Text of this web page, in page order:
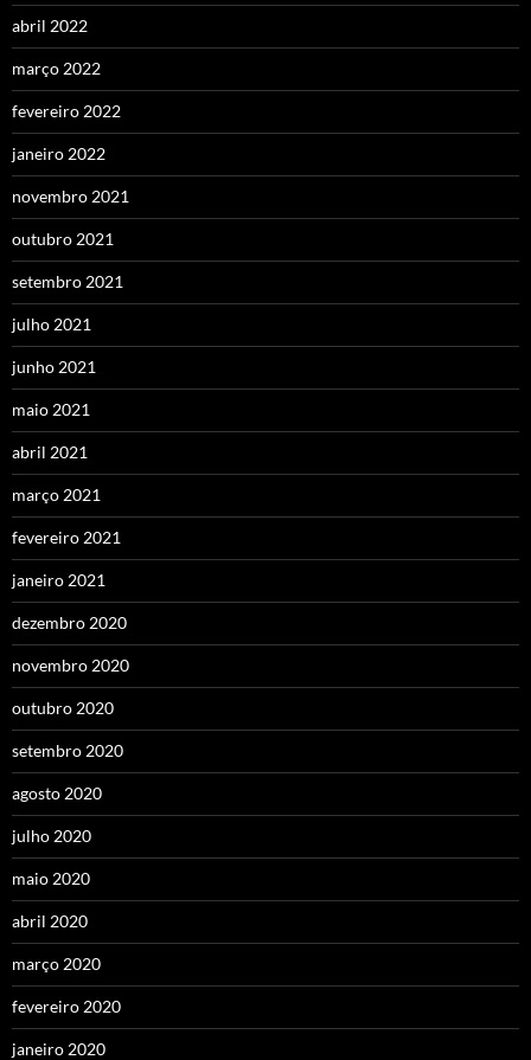
abril 2022
março 2022
fevereiro 2022
janeiro 2022
novembro 2021
outubro 2021
setembro 2021
julho 2021
junho 2021
maio 2021
abril 2021
março 2021
fevereiro 2021
janeiro 2021
dezembro 2020
novembro 2020
outubro 2020
setembro 2020
agosto 2020
julho 2020
maio 2020
abril 2020
março 2020
fevereiro 2020
janeiro 2020